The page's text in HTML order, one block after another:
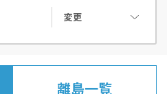
変更
離島一覧